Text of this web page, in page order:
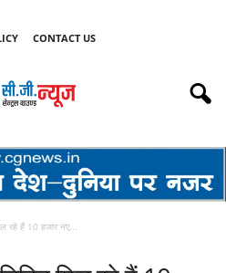
CONTACT US
रहे हैं 10 हजार नए...